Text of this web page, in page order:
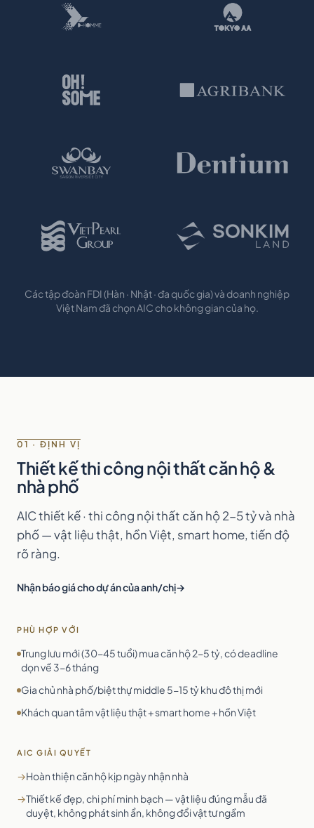
Các tập đoàn FDI (Hàn · Nhật · đa quốc gia) và doanh nghiệp
Việt Nam đã chọn AIC cho không gian của họ.
01 · ĐỊNH VỊ
Thiết kế thi công nội thất căn hộ &
nhà phố
AIC thiết kế · thi công nội thất căn hộ 2-5 tỷ và nhà
phố — vật liệu thật, hồn Việt, smart home, tiến độ
rõ ràng.
Nhận báo giá cho dự án của anh/chị
PHÙ HỢP VỚI
Trung lưu mới (30-45 tuổi) mua căn hộ 2-5 tỷ, có deadline
dọn về 3-6 tháng
Gia chủ nhà phố/biệt thự middle 5-15 tỷ khu đô thị mới
Khách quan tâm vật liệu thật + smart home + hồn Việt
AIC GIẢI QUYẾT
→Hoàn thiện căn hộ kịp ngày nhận nhà
→Thiết kế đẹp, chi phí minh bạch — vật liệu đúng mẫu đã
duyệt, không phát sinh ẩn, không đổi vật tư ngầm